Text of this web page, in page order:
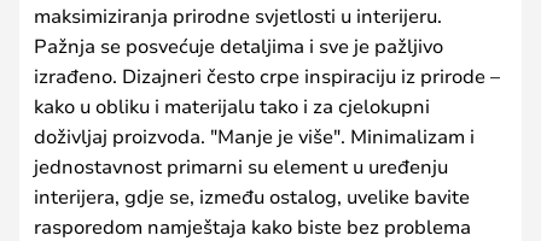
maksimiziranja prirodne svjetlosti u interijeru.
Pažnja se posvećuje detaljima i sve je pažljivo
izrađeno. Dizajneri često crpe inspiraciju iz prirode –
kako u obliku i materijalu tako i za cjelokupni
doživljaj proizvoda. "Manje je više". Minimalizam i
jednostavnost primarni su element u uređenju
interijera, gdje se, između ostalog, uvelike bavite
rasporedom namještaja kako biste bez problema